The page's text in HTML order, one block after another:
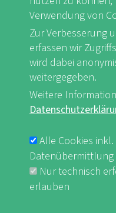
Impressum &
Verwendung von
Zur Verbesserung
erfassen wir
wird dabei
weitergegeben.
Weitere
Alle Cookies
Nur technisch
erlauben